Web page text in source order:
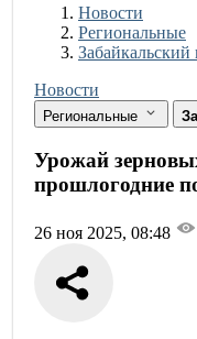
Новости
Разделы
Новости
Региональные
Забайкальский
Новости
Региональные
Урожай
прошлогодние
26 ноя 2025, 08:48